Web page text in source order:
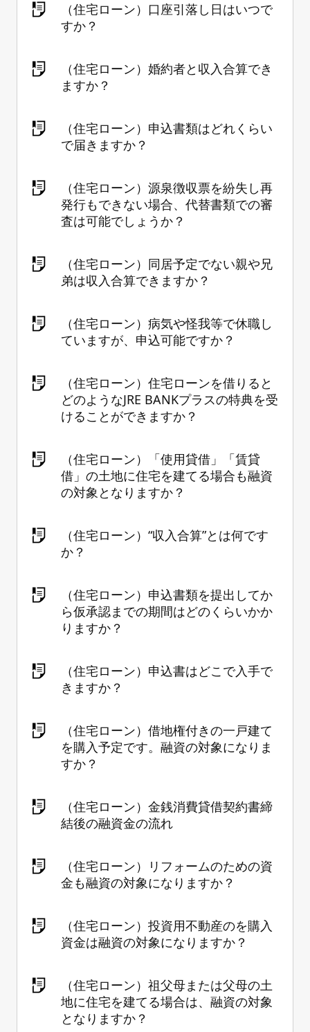
（住宅ローン）口座引落し日はいつで
すか？
（住宅ローン）婚約者と収入合算でき
ますか？
（住宅ローン）申込書類はどれくらい
で届きますか？
（住宅ローン）源泉徴収票を紛失し再
発行もできない場合、代替書類での審
査は可能でしょうか？
（住宅ローン）同居予定でない親や兄
弟は収入合算できますか？
（住宅ローン）病気や怪我等で休職し
ていますが、申込可能ですか？
（住宅ローン）住宅ローンを借りると
どのようなJRE BANKプラスの特典を受
けることができますか？
（住宅ローン）「使用貸借」「賃貸
借」の土地に住宅を建てる場合も融資
の対象となりますか？
（住宅ローン）“収入合算”とは何です
か？
（住宅ローン）申込書類を提出してか
ら仮承認までの期間はどのくらいかか
りますか？
（住宅ローン）申込書はどこで入手で
きますか？
（住宅ローン）借地権付きの一戸建て
を購入予定です。融資の対象になりま
すか？
（住宅ローン）金銭消費貸借契約書締
結後の融資金の流れ
（住宅ローン）リフォームのための資
金も融資の対象になりますか？
（住宅ローン）投資用不動産のを購入
資金は融資の対象になりますか？
（住宅ローン）祖父母または父母の土
地に住宅を建てる場合は、融資の対象
となりますか？